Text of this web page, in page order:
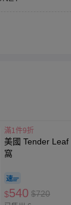
滿1件9折
美國 Tender Leaf
窩
$540 $720